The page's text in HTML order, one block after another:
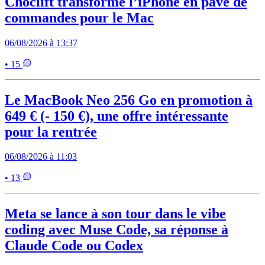
commandes pour le Mac
06/08/2026 à 13:37
• 15
Le MacBook Neo 256 Go en promotion à
649 € (- 150 €), une offre intéressante
pour la rentrée
06/08/2026 à 11:03
• 13
Meta se lance à son tour dans le vibe
coding avec Muse Code, sa réponse à
Claude Code ou Codex